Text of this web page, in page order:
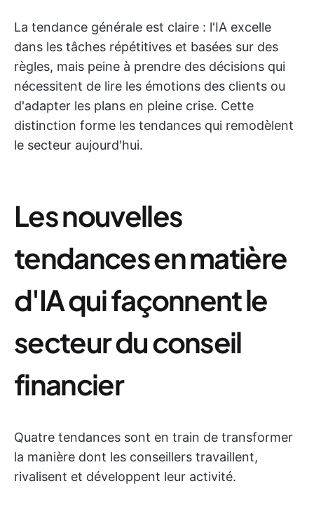
La tendance générale est claire : l'IA excelle
dans les tâches répétitives et basées sur des
règles, mais peine à prendre des décisions qui
nécessitent de lire les émotions des clients ou
d'adapter les plans en pleine crise. Cette
distinction forme les tendances qui remodèlent
le secteur aujourd'hui.
Les nouvelles
tendances en matière
d'IA qui façonnent le
secteur du conseil
financier
Quatre tendances sont en train de transformer
la manière dont les conseillers travaillent,
rivalisent et développent leur activité.